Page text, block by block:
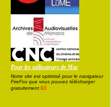
Pour les utilisateurs de Mac
Notre site est optimisé pour le navigateur
FireFox que vous pouvez télécharger
gratuitement ici